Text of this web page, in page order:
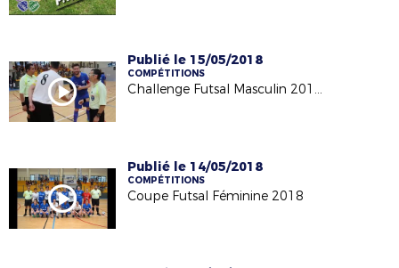
Publié le 15/05/2018
COMPÉTITIONS
Challenge Futsal Masculin 2018 - Finale - 08/05/18
Publié le 14/05/2018
COMPÉTITIONS
Coupe Futsal Féminine 2018